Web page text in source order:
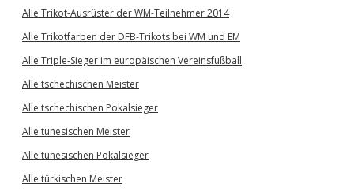
Alle Trikot-Ausrüster der WM-Teilnehmer 2014
Alle Trikotfarben der DFB-Trikots bei WM und EM
Alle Triple-Sieger im europäischen Vereinsfußball
Alle tschechischen Meister
Alle tschechischen Pokalsieger
Alle tunesischen Meister
Alle tunesischen Pokalsieger
Alle türkischen Meister